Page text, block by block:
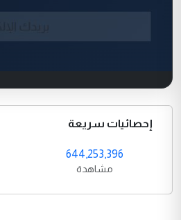
إحصائيات سريعة
644,253,396
مشاهدة